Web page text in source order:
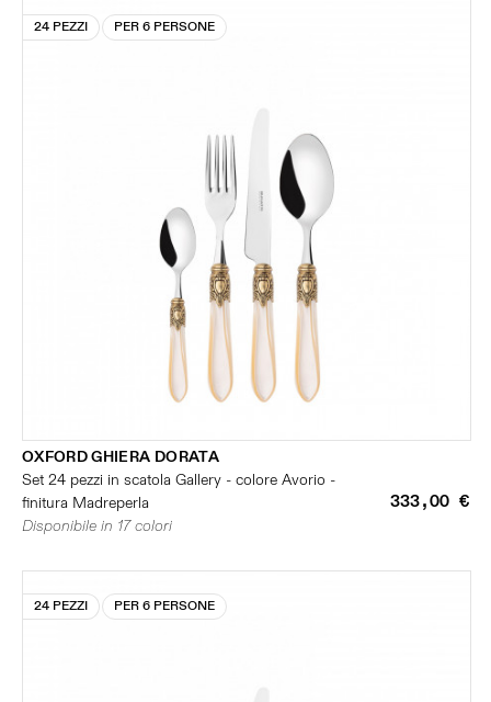
24 PEZZI PER 6 PERSONE
OXFORD GHIERA DORATA
Set 24 pezzi in scatola Gallery - colore Avorio -
finitura Madreperla
333,00 €
Disponibile in 17 colori
24 PEZZI PER 6 PERSONE